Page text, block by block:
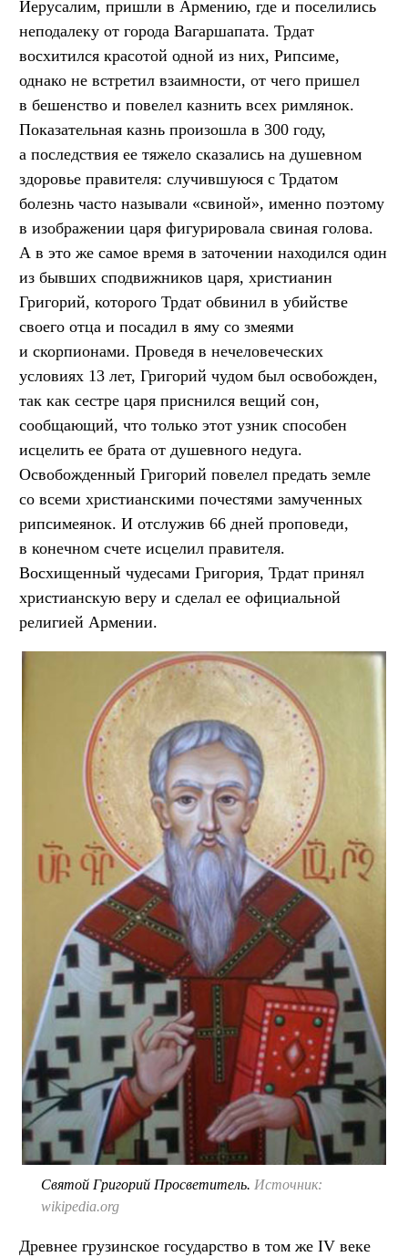
Иерусалим, пришли в Армению, где и поселились
неподалеку от города Вагаршапата. Трдат
восхитился красотой одной из них, Рипсиме,
однако не встретил взаимности, от чего пришел
в бешенство и повелел казнить всех римлянок.
Показательная казнь произошла в 300 году,
а последствия ее тяжело сказались на душевном
здоровье правителя: случившуюся с Трдатом
болезнь часто называли «свиной», именно поэтому
в изображении царя фигурировала свиная голова.
А в это же самое время в заточении находился один
из бывших сподвижников царя, христианин
Григорий, которого Трдат обвинил в убийстве
своего отца и посадил в яму со змеями
и скорпионами. Проведя в нечеловеческих
условиях 13 лет, Григорий чудом был освобожден,
так как сестре царя приснился вещий сон,
сообщающий, что только этот узник способен
исцелить ее брата от душевного недуга.
Освобожденный Григорий повелел предать земле
со всеми христианскими почестями замученных
рипсимеянок. И отслужив 66 дней проповеди,
в конечном счете исцелил правителя.
Восхищенный чудесами Григория, Трдат принял
христианскую веру и сделал ее официальной
религией Армении.
Святой Григорий Просветитель. Источник:
wikipedia.org
Древнее грузинское государство в том же IV веке